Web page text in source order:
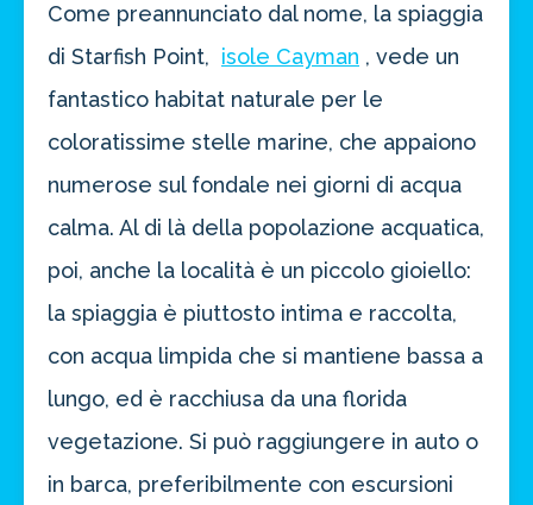
Come preannunciato dal nome, la spiaggia
di Starfish Point, isole Cayman , vede un
fantastico habitat naturale per le
coloratissime stelle marine, che appaiono
numerose sul fondale nei giorni di acqua
calma. Al di là della popolazione acquatica,
poi, anche la località è un piccolo gioiello:
la spiaggia è piuttosto intima e raccolta,
con acqua limpida che si mantiene bassa a
lungo, ed è racchiusa da una florida
vegetazione. Si può raggiungere in auto o
in barca, preferibilmente con escursioni